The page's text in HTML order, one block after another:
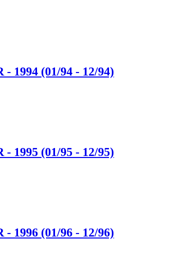
1994 (01/94 - 12/94)
1995 (01/95 - 12/95)
1996 (01/96 - 12/96)